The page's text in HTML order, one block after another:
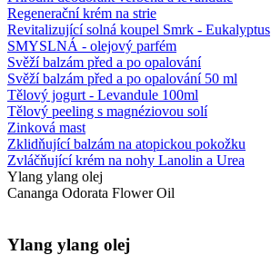
Regenerační krém na strie
Revitalizující solná koupel Smrk - Eukalyptus
SMYSLNÁ - olejový parfém
Svěží balzám před a po opalování
Svěží balzám před a po opalování 50 ml
Tělový jogurt - Levandule 100ml
Tělový peeling s magnéziovou solí
Zinková mast
Zklidňující balzám na atopickou pokožku
Zvláčňující krém na nohy Lanolin a Urea
Ylang ylang olej
Cananga Odorata Flower Oil
Ylang ylang olej